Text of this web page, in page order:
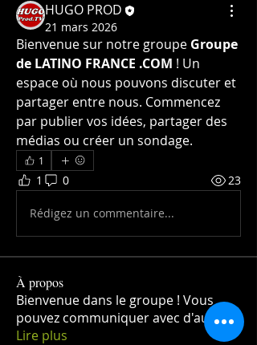
HUGO PROD
21 mars 2026
Bienvenue sur notre groupe Groupe
de LATINO FRANCE .COM ! Un
espace où nous pouvons discuter et
partager entre nous. Commencez
par publier vos idées, partager des
médias ou créer un sondage.
1
1 0 23
Rédigez un commentaire...
À propos
Bienvenue dans le groupe ! Vous
pouvez communiquer avec d'au ...
Lire plus